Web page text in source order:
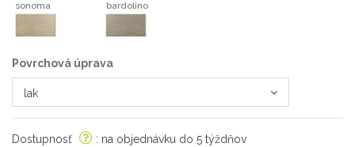
sonoma
sonoma
bardolino
bardolino
Povrchová úprava
Dostupnosť : na objednávku do 5 týždňov